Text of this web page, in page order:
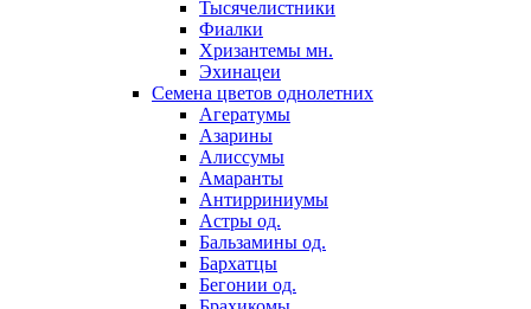
Тысячелистники
Фиалки
Хризантемы мн.
Эхинацеи
Семена цветов однолетних
Агератумы
Азарины
Алиссумы
Амаранты
Антирриниумы
Астры од.
Бальзамины од.
Бархатцы
Бегонии од.